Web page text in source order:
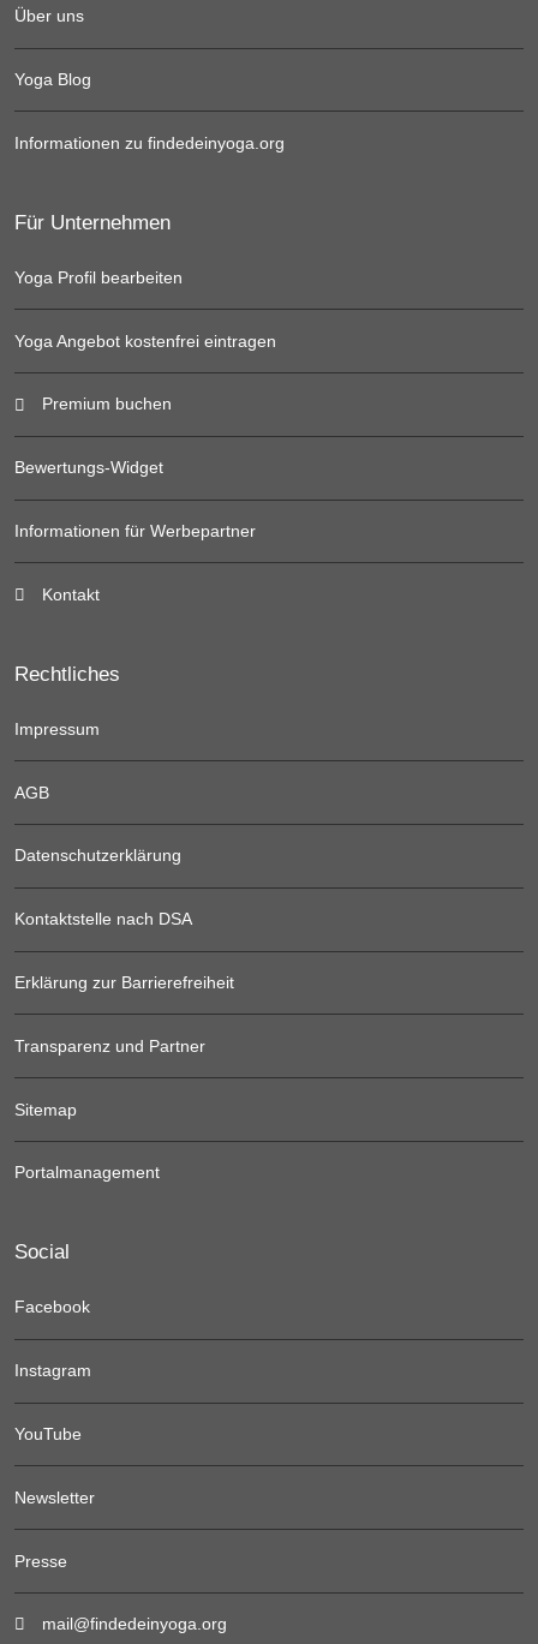
Über uns
Yoga Blog
Informationen zu findedeinyoga.org
Für Unternehmen
Yoga Profil bearbeiten
Yoga Angebot kostenfrei eintragen
Premium buchen
Bewertungs-Widget
Informationen für Werbepartner
Kontakt
Rechtliches
Impressum
AGB
Datenschutzerklärung
Kontaktstelle nach DSA
Erklärung zur Barrierefreiheit
Transparenz und Partner
Sitemap
Portalmanagement
Social
Facebook
Instagram
YouTube
Newsletter
Presse
mail@findedeinyoga.org